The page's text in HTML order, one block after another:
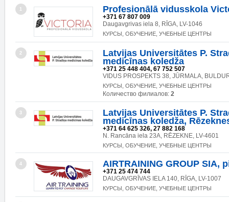
1 Profesionālā vidusskola
+371 67 807 009
Daugavgrivas iela 8, RĪGA, LV-1046
КУРСЫ, ОБУЧЕНИЕ, УЧЕБНЫЕ ЦЕНТРЫ
2
Latvijas Universitātes P.
medicīnas koledža
+371 25 448 404, 67 752 507
VIDUS PROSPEKTS 38, JŪRMALA,
КУРСЫ, ОБУЧЕНИЕ, УЧЕБНЫЕ ЦЕНТРЫ
Количество филиалов: 2
3
Latvijas Universitātes P.
medicīnas koledža,
+371 64 625 326, 27 882 168
N. Rancāna iela 23A, RĒZEKNE, LV-4601
КУРСЫ, ОБУЧЕНИЕ, УЧЕБНЫЕ ЦЕНТРЫ
4 AIRTRAINING GROUP SIA,
+371 25 474 744
DAUGAVGRĪVAS IELA 140, RĪGA, LV-1007
КУРСЫ, ОБУЧЕНИЕ, УЧЕБНЫЕ ЦЕНТРЫ